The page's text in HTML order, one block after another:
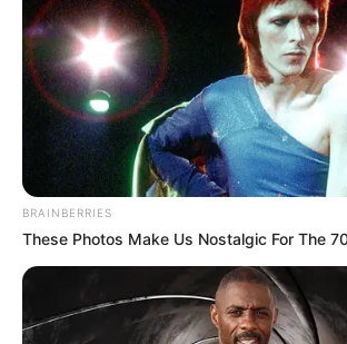
รวมวิธีกำจัดไขมันที่ได้รับความนิยมสูงสุ
LUMETHINK.COM
BRAINBERRIES
These Photos Make Us Nostalgic For The